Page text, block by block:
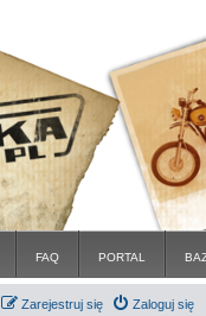
FAQ PORTAL
Zaloguj się
Zarejestruj się